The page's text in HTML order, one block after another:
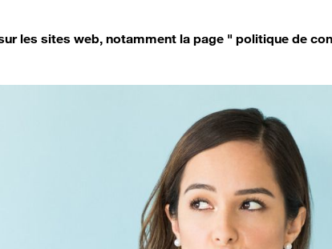
les sites web, notamment la page " politique de